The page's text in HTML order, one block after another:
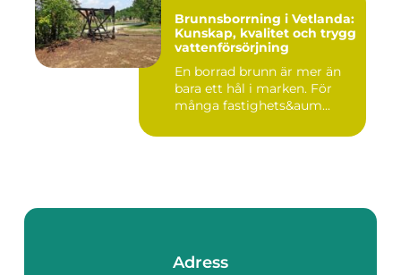
Brunnsborrning i Vetlanda:
Kunskap, kvalitet och trygg
vattenförsörjning
En borrad brunn är mer än
bara ett hål i marken. För
många fastighets&aum...
Adress